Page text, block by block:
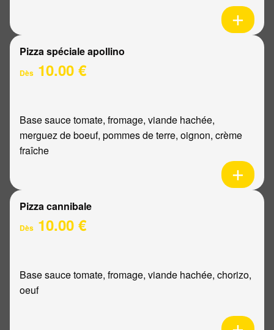
Pizza spéciale apollino
Dès 10.00 €
Base sauce tomate, fromage, viande hachée,
merguez de boeuf, pommes de terre, oignon, crème
fraîche
Pizza cannibale
Dès 10.00 €
Base sauce tomate, fromage, viande hachée, chorizo,
oeuf